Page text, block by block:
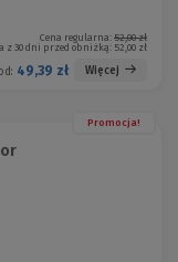
Cena regularna: 52,00 zł
z 30 dni przed obniżką: 52,00 zł
49,39 zł Więcej
Promocja!